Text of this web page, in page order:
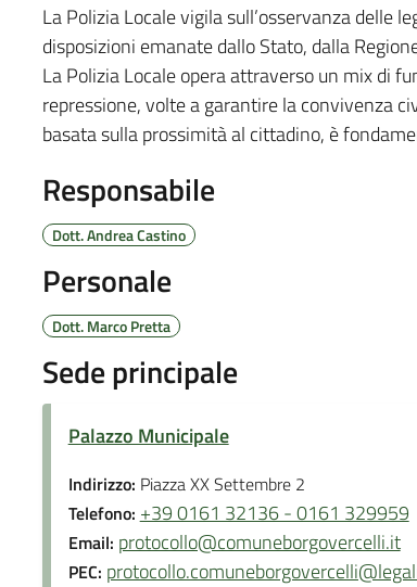
‎La Polizia Locale vigila sull’osservanza delle
disposizioni emanate dallo Stato, dalla
La Polizia Locale opera attraverso un mix di
repressione, volte a garantire la convivenza
basata sulla prossimità al cittadino, è
Responsabile
Dott. Andrea Castino
Personale
Dott. Marco Pretta
Sede principale
Palazzo Municipale
Indirizzo: Piazza XX Settembre 2
Telefono: +39 0161 32136 - 0161 329959
Email: protocollo@comuneborgovercelli.it
PEC: